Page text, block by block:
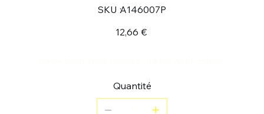
SKU :SKU
A146007P
A146007P
12,66 €
Quantité